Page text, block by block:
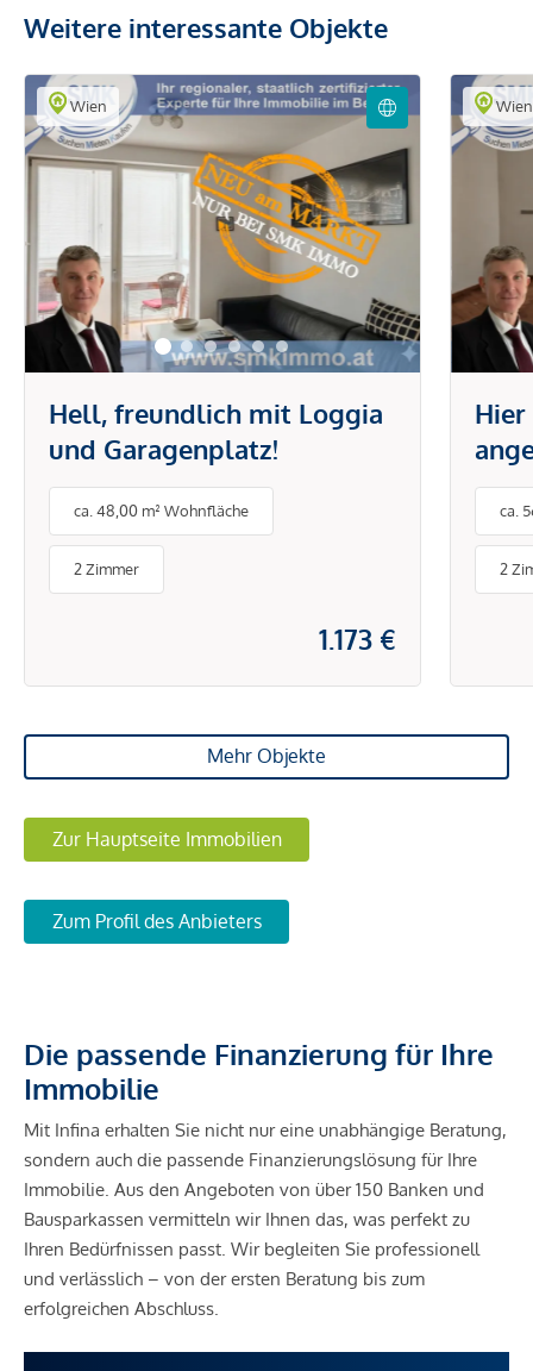
Weitere interessante Objekte
Wien
Hell, freundlich mit Loggia
und Garagenplatz!
ca. 48,00 m² Wohnfläche
2 Zimmer
1.173 €
Wien
ca.
2
Mehr Objekte
Zur Hauptseite Immobilien
Zum Profil des Anbieters
Die passende Finanzierung für Ihre
Immobilie
Mit Infina erhalten Sie nicht nur eine unabhängige Beratung,
sondern auch die passende Finanzierungslösung für Ihre
Immobilie. Aus den Angeboten von über 150 Banken und
Bausparkassen vermitteln wir Ihnen das, was perfekt zu
Ihren Bedürfnissen passt. Wir begleiten Sie professionell
und verlässlich – von der ersten Beratung bis zum
erfolgreichen Abschluss.